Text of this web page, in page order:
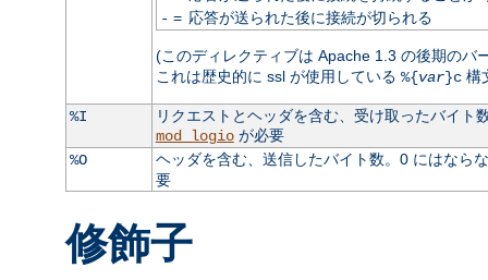
- = 応答が送られた後に接続が切られる
(このディレクティブは Apache 1.3 の後期のバ
これは歴史的に ssl が使用している %{var}c構
%I
リクエストとヘッダを含む、受け取ったバイ
mod_logioが必要
%O
ヘッダを含む、送信したバイト数。0 にはなら
要
修飾子